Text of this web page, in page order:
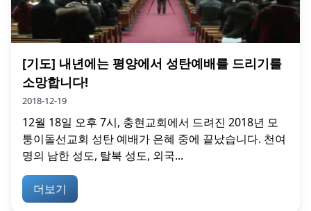
[기도] 내년에는 평양에서 성탄예배를 드리기를
소망합니다!
2018-12-19
12월 18일 오후 7시, 충현교회에서 드려진 2018년 모
퉁이돌선교회 성탄 예배가 은혜 중에 끝났습니다. 천여
명의 남한 성도, 탈북 성도, 외국...
더보기